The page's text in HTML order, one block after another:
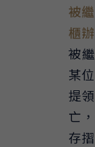
被
櫃
被
某
提
亡
存